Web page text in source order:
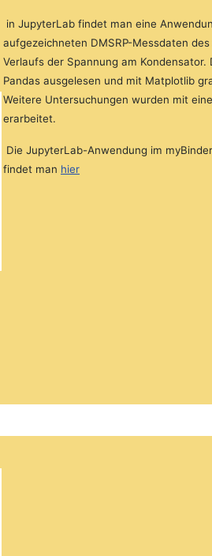
in JupyterLab findet man eine
aufgezeichneten DMSRP-Messdaten
Verlaufs der Spannung am Kondensator.
Pandas ausgelesen und mit Matplotlib
Weitere Untersuchungen wurden mit
erarbeitet.
Die JupyterLab-Anwendung im
findet man hier